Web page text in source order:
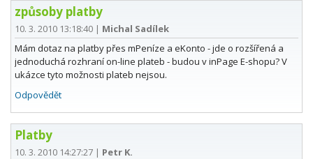
způsoby platby
10. 3. 2010 13:18:40 | Michal Sadílek
Mám dotaz na platby přes mPeníze a eKonto - jde o rozšířená a
jednoduchá rozhraní on-line plateb - budou v inPage E-shopu? V
ukázce tyto možnosti plateb nejsou.
Odpovědět
Platby
10. 3. 2010 14:27:27 | Petr K.